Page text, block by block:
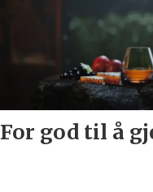
For god til å